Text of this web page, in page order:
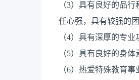
（3）具有良好的品
任心强，具有较强的
（4）具有深厚的专
（5）具有良好的身体
（6）热爱特殊教育